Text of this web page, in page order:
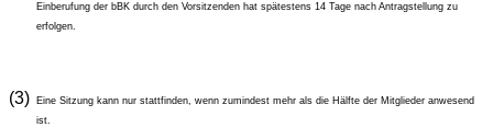
Einberufung der bBK durch den Vorsitzenden hat spätestens 14 Tage nach Antragstellung zu
erfolgen.
(3)
Eine Sitzung kann nur stattfinden, wenn zumindest mehr als die Hälfte der Mitglieder anwesend
ist.